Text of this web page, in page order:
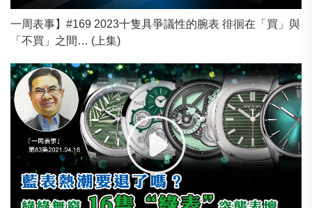
一周表事】#169 2023十隻具爭議性的腕表 徘徊在「買」與
「不買」之間… (上集)